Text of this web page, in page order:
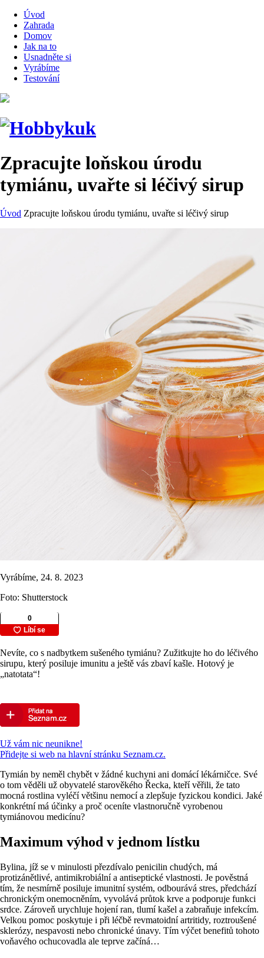
Úvod
Zahrada
Domov
Jak na to
Usnadněte si
Vyrábíme
Testování
Zpracujte loňskou úrodu
tymiánu, uvařte si léčivý sirup
Úvod Zpracujte loňskou úrodu tymiánu, uvařte si léčivý sirup
Vyrábíme, 24. 8. 2023
Foto: Shutterstock
Nevíte, co s nadbytkem sušeného tymiánu? Zužitkujte ho do léčivého
sirupu, který posiluje imunitu a ještě vás zbaví kašle. Hotový je
„natotata“!
Už vám nic neunikne!
Přidejte si web na hlavní stránku Seznam.cz.
Tymián by neměl chybět v žádné kuchyni ani domácí lékárničce. Své
o tom věděli už obyvatelé starověkého Řecka, kteří věřili, že tato
mocná rostlina vyléčí většinu nemocí a zlepšuje fyzickou kondici. Jaké
konkrétní má účinky a proč oceníte vlastnoručně vyrobenou
tymiánovou medicínu?
Maximum výhod v jednom lístku
Bylina, jíž se v minulosti přezdívalo penicilin chudých, má
protizánětlivé, antimikrobiální a antiseptické vlastnosti. Je pověstná
tím, že nesmírně posiluje imunitní systém, odbourává stres, předchází
chronickým onemocněním, vyvolává průtok krve a podporuje funkci
srdce. Zároveň urychluje hojení ran, tlumí kašel a zabraňuje infekcím.
Velkou pomoc poskytuje i při léčbě revmatoidní artritidy, roztroušené
sklerózy, nespavosti nebo chronické únavy. Tím výčet benefitů tohoto
voňavého ochucovadla ale teprve začíná…